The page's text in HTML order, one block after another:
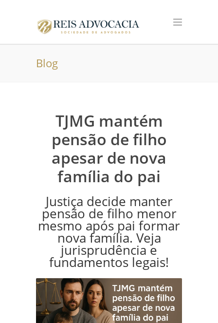
Blog
TJMG mantém
pensão de filho
apesar de nova
família do pai
Justiça decide manter
pensão de filho menor
mesmo após pai formar
nova família. Veja
jurisprudência e
fundamentos legais!